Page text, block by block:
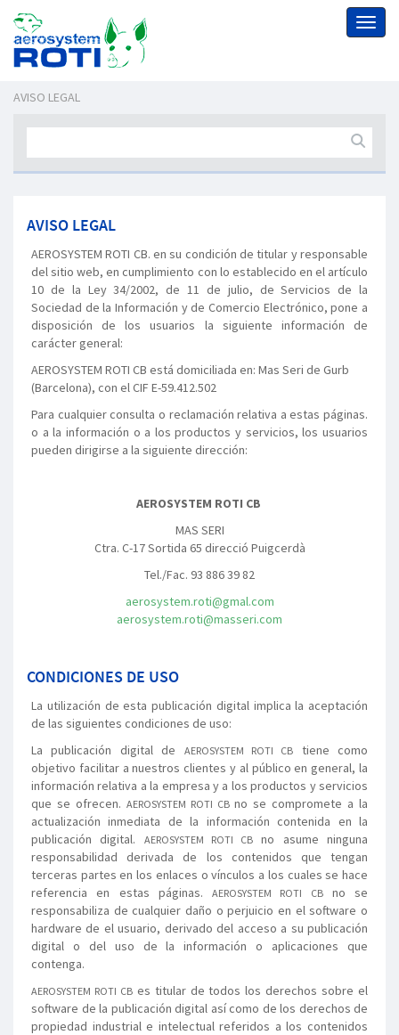
AVISO LEGAL
AVISO LEGAL
AEROSYSTEM ROTI CB. en su condición de titular y responsable
del sitio web, en cumplimiento con lo establecido en el artículo
10 de la Ley 34/2002, de 11 de julio, de Servicios de la
Sociedad de la Información y de Comercio Electrónico, pone a
disposición de los usuarios la siguiente información de
carácter general:
AEROSYSTEM ROTI CB está domiciliada en: Mas Seri de Gurb
(Barcelona), con el CIF E-59.412.502
Para cualquier consulta o reclamación relativa a estas páginas.
o a la información o a los productos y servicios, los usuarios
pueden dirigirse a la siguiente dirección:
AEROSYSTEM ROTI CB
MAS SERI
Ctra. C-17 Sortida 65 direcció Puigcerdà
Tel./Fac. 93 886 39 82
aerosystem.roti@gmal.com
aerosystem.roti@masseri.com
CONDICIONES DE USO
La utilización de esta publicación digital implica la aceptación
de las siguientes condiciones de uso:
La publicación digital de
AEROSYSTEM ROTI CB
tiene como
objetivo facilitar a nuestros clientes y al público en general, la
información relativa a la empresa y a los productos y servicios
que se ofrecen. AEROSYSTEM ROTI CBno se compromete a la
actualización inmediata de la información contenida en la
publicación digital.
AEROSYSTEM ROTI CB no asume ninguna
responsabilidad derivada de los contenidos que tengan
terceras partes en los enlaces o vínculos a los cuales se hace
referencia en estas páginas. AEROSYSTEM ROTI CBno se
responsabiliza de cualquier daño o perjuicio en el software o
hardware de el usuario, derivado del acceso a su publicación
digital o del uso de la información o aplicaciones que
contenga.
AEROSYSTEM ROTI CBes titular de todos los derechos sobre el
software de la publicación digital así como de los derechos de
propiedad industrial e intelectual referidos a los contenidos